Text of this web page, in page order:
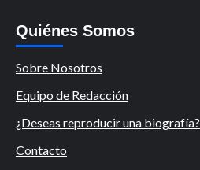
Quiénes Somos
Sobre Nosotros
Equipo de Redacción
¿Deseas reproducir una biografía?
Contacto